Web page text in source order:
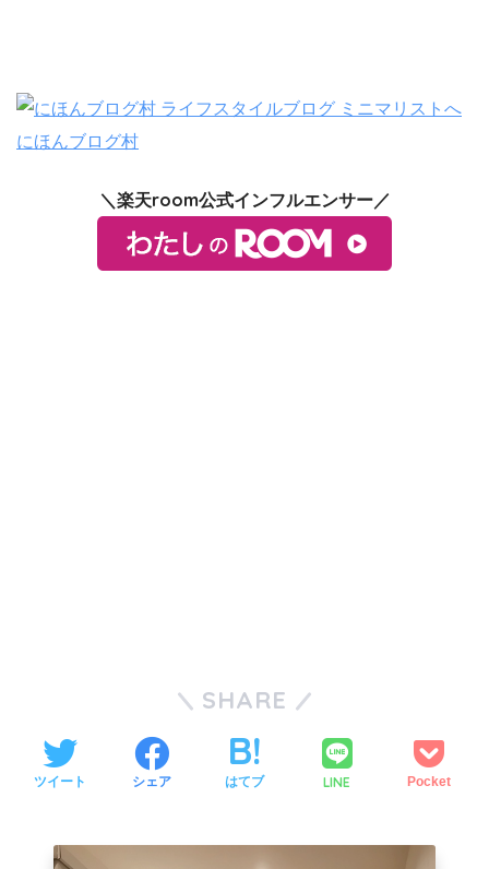
にほんブログ村
＼楽天room公式インフルエンサー／
SHARE
ツイート シェア はてブ LINE Pocket